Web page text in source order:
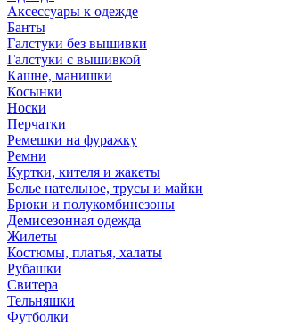
Аксессуары к одежде
Банты
Галстуки без вышивки
Галстуки с вышивкой
Кашне, манишки
Косынки
Носки
Перчатки
Ремешки на фуражку
Ремни
Куртки, кителя и жакеты
Белье нательное, трусы и майки
Брюки и полукомбинезоны
Демисезонная одежда
Жилеты
Костюмы, платья, халаты
Рубашки
Свитера
Тельняшки
Футболки